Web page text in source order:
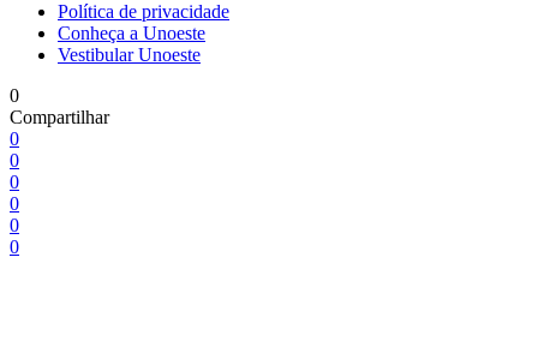
Política de privacidade
Conheça a Unoeste
Vestibular Unoeste
0
Compartilhar
0
0
0
0
0
0